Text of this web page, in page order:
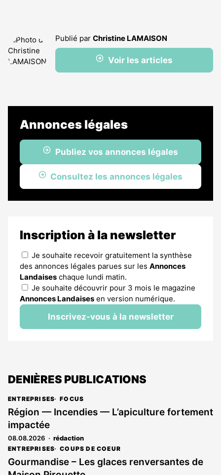
Publié par Christine LAMAISON
Voir les articles
Annonces légales
Publiez vos annonces légales
Consultez les annonces légales
Inscription à la newsletter
Je souhaite recevoir gratuitement la synthèse
des annonces légales parues sur les Annonces
Landaises chaque lundi matin.
Je souhaite découvrir pour 3 mois le magazine
Annonces Landaises en version numérique.
Inscrivez-vous à la newsletter
DENIÈRES PUBLICATIONS
ENTREPRISES FOCUS
Région — Incendies — L’apiculture fortement
impactée
08.08.2026 rédaction
ENTREPRISES COUPS DE COEUR
Gourmandise – Les glaces renversantes de